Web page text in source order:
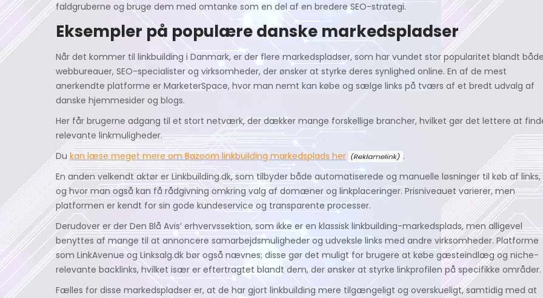
faldgruberne og bruge dem med omtanke som en del af en bredere SEO-strategi.
Eksempler på populære danske markedspladser
Når det kommer til linkbuilding i Danmark, er der flere markedspladser, som har vundet stor popularitet blandt
webbureauer, SEO-specialister og virksomheder, der ønsker at styrke deres synlighed online. En af de mest
anerkendte platforme er MarketerSpace, hvor man nemt kan købe og sælge links på tværs af et bredt udvalg af
danske hjemmesider og blogs.
Her får brugerne adgang til et stort netværk, der dækker mange forskellige brancher, hvilket gør det lettere at
relevante linkmuligheder.
Dukan læse meget mere om Bazoom linkbuilding markedsplads her
.
En anden velkendt aktør er Linkbuilding.dk, som tilbyder både automatiserede og manuelle løsninger til køb af links,
og hvor man også kan få rådgivning omkring valg af domæner og linkplaceringer. Prisniveauet varierer, men
platformen er kendt for sin gode kundeservice og transparente processer.
Derudover er der Den Blå Avis’ erhvervssektion, som ikke er en klassisk linkbuilding-markedsplads, men alligevel
benyttes af mange til at annoncere samarbejdsmuligheder og udveksle links med andre virksomheder. Platforme
som LinkAvenue og Linksalg.dk bør også nævnes; disse gør det muligt for brugere at købe gæsteindlæg og niche-
relevante backlinks, hvilket især er eftertragtet blandt dem, der ønsker at styrke linkprofilen på specifikke områder.
Fælles for disse markedspladser er, at de har gjort linkbuilding mere tilgængeligt og overskueligt, samtidig med at